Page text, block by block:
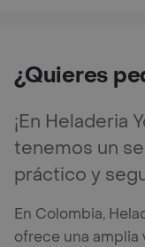
¿Quieres
¡En Heladeria
tenemos un
práctico y
En Colombia,
ofrece una amplia